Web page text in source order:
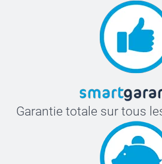
Garantie totale sur tous